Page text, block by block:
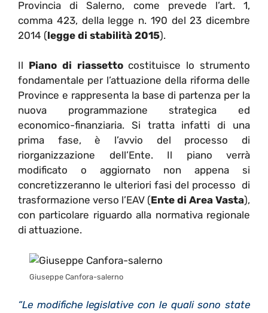
Provincia di Salerno, come prevede l’art. 1,
comma 423, della legge n. 190 del 23 dicembre
2014 (legge di stabilità 2015).
Il Piano di riassettocostituisce lo strumento
fondamentale per l’attuazione della riforma delle
Province e rappresenta la base di partenza per la
nuova programmazione strategica ed
economico-finanziaria. Si tratta infatti di una
prima fase, è l’avvio del processo di
riorganizzazione dell’Ente. Il piano verrà
modificato o aggiornato non appena si
concretizzeranno le ulteriori fasi del processo di
trasformazione verso l’EAV (Ente di Area Vasta),
con particolare riguardo alla normativa regionale
di attuazione.
Giuseppe Canfora-salerno
“Le modifiche legislative con le quali sono state